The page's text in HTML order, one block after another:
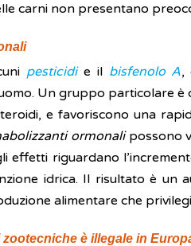
carni non presentano
pesticidi e il bisfenolo A,
Un gruppo particolare è
e favoriscono una
ormonali possono
effetti riguardano
idrica. Il risultato è
alimentare che
è illegale in